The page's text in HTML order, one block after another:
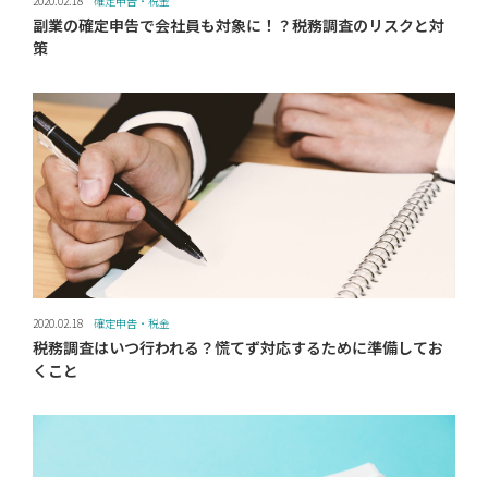
副業の確定申告で会社員も対象に！？税務調査のリスクと対
策
2020.02.18 確定申告・税金
税務調査はいつ行われる？慌てず対応するために準備してお
くこと